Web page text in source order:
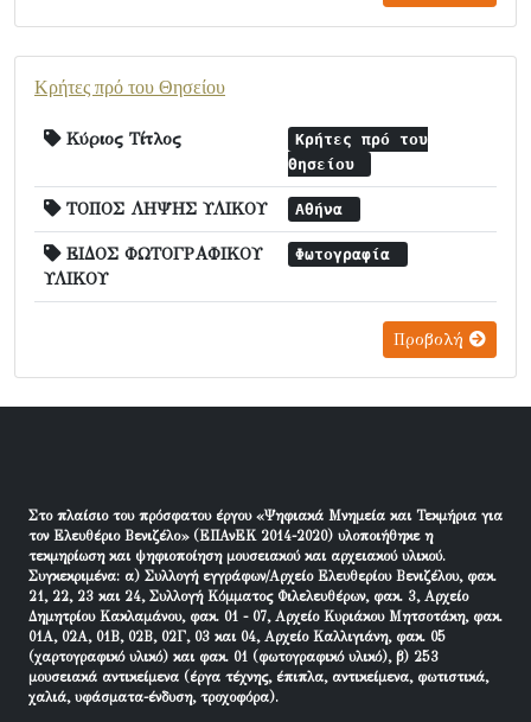
Κρήτες πρό του Θησείου
Κύριος Τίτλος
Κρήτες πρό του
Θησείου
ΤΟΠΟΣ ΛΗΨΗΣ ΥΛΙΚΟΥ Αθήνα
ΕΙΔΟΣ ΦΩΤΟΓΡΑΦΙΚΟΥ
ΥΛΙΚΟΥ
Φωτογραφία
Προβολή
Στο πλαίσιο του πρόσφατου έργου «Ψηφιακά Μνημεία και Τεκμήρια για
τον Ελευθέριο Βενιζέλο» (ΕΠΑνΕΚ 2014-2020) υλοποιήθηκε η
τεκμηρίωση και ψηφιοποίηση μουσειακού και αρχειακού υλικού.
Συγκεκριμένα: α) Συλλογή εγγράφων/Αρχείο Ελευθερίου Βενιζέλου, φακ.
21, 22, 23 και 24, Συλλογή Κόμματος Φιλελευθέρων, φακ. 3, Αρχείο
Δημητρίου Κακλαμάνου, φακ. 01 - 07, Αρχείο Κυριάκου Μητσοτάκη, φακ.
01Α, 02Α, 01Β, 02Β, 02Γ, 03 και 04, Αρχείο Καλλιγιάνη, φακ. 05
(χαρτογραφικό υλικό) και φακ. 01 (φωτογραφικό υλικό), β) 253
μουσειακά αντικείμενα (έργα τέχνης, έπιπλα, αντικείμενα, φωτιστικά,
χαλιά, υφάσματα-ένδυση, τροχοφόρα).